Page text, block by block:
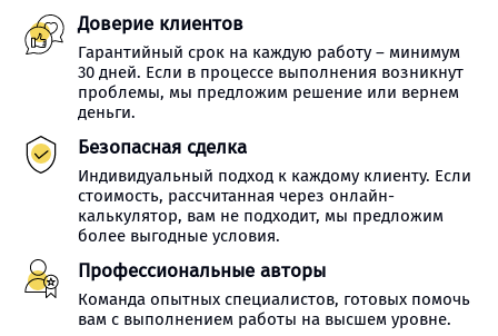
Доверие клиентов
Гарантийный срок на каждую работу – минимум
30 дней. Если в процессе выполнения возникнут
проблемы, мы предложим решение или вернем
деньги.
Безопасная сделка
Индивидуальный подход к каждому клиенту. Если
стоимость, рассчитанная через онлайн-
калькулятор, вам не подходит, мы предложим
более выгодные условия.
Профессиональные авторы
Команда опытных специалистов, готовых помочь
вам с выполнением работы на высшем уровне.